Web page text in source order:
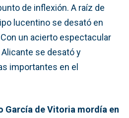
de inflexión. A raíz de
lucentino se desató en
un acierto espectacular
se desató y
importantes en el
García de Vitoria mordía en